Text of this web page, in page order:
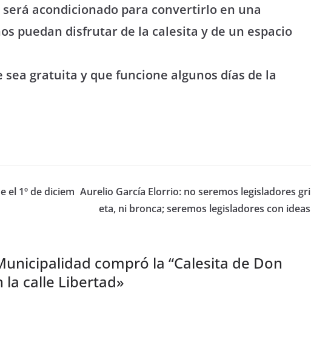
acondicionado para convertirlo en una
puedan disfrutar de la calesita y de un espacio
sea gratuita y que funcione algunos días de la
el 1º de diciem Aurelio García Elorrio: no seremos legisladores gri
eta, ni bronca; seremos legisladores con ideas
compró la “Calesita de Don
la calle Libertad»